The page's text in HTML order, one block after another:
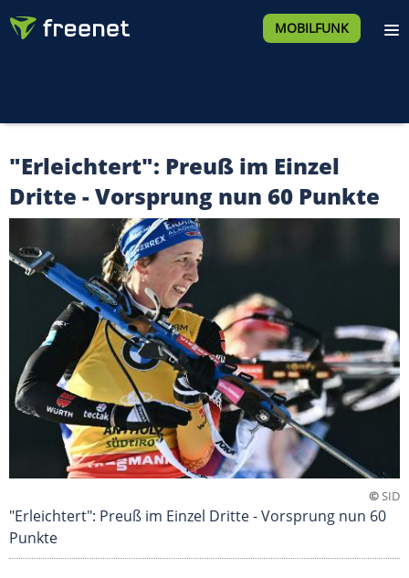
MOBILFUNK
"Erleichtert": Preuß im Einzel
Dritte - Vorsprung nun 60 Punkte
©SID
"Erleichtert": Preuß im Einzel Dritte - Vorsprung nun 60
Punkte